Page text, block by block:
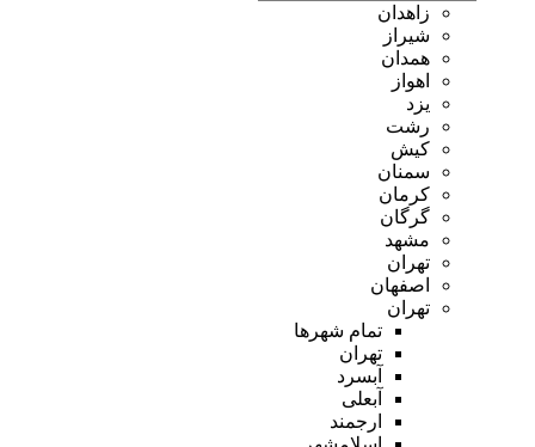
زاهدان
شیراز
همدان
اهواز
یزد
رشت
کیش
سمنان
کرمان
گرگان
مشهد
تهران
اصفهان
تهران
تمام شهر‌ها
تهران
آبسرد
آبعلی
ارجمند